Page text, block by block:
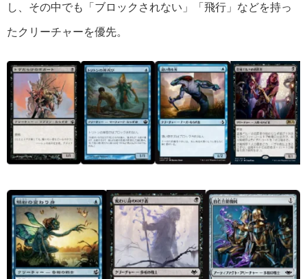
し、その中でも「ブロックされない」「飛行」などを持っ
たクリーチャーを優先。